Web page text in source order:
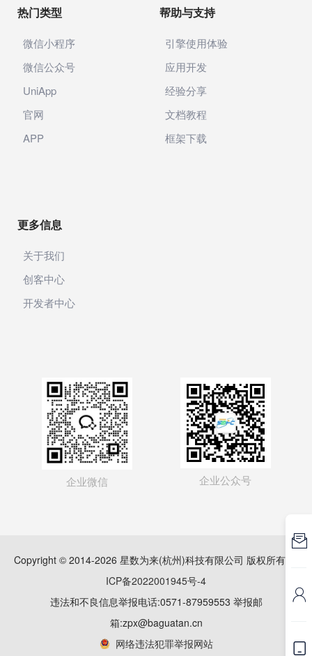
热门类型
微信小程序
微信公众号
UniApp
官网
APP
帮助与支持
引擎使用体验
应用开发
经验分享
文档教程
框架下载
更多信息
关于我们
创客中心
开发者中心
企业微信 企业公众号
Copyright © 2014-2026 星数为来(杭州)科技有限公司 版权所有
ICP备2022001945号-4
违法和不良信息举报电话:0571-87959553 举报邮
箱:zpx@baguatan.cn
网络违法犯罪举报网站


